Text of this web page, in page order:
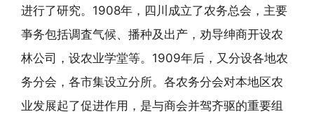
进行了研究。1908年，四川成立了农务总会，主要
亊务包括调査气候、播种及出产，劝导绅商开设农
林公司，设农业学堂等。1909年后，又分设各地农
务分会，各市集设立分所。各农务分会对本地区农
业发展起了促进作用，是与商会并驾齐驱的重要组